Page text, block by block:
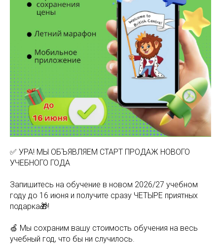
✅ УРА! МЫ ОБЪЯВЛЯЕМ СТАРТ ПРОДАЖ НОВОГО
УЧЕБНОГО ГОДА
Запишитесь на обучение в новом 2026/27 учебном
году до 16 июня и получите сразу ЧЕТЫРЕ приятных
подарка🎁!
🍏 Мы сохраним вашу стоимость обучения на весь
учебный год, что бы ни случилось.